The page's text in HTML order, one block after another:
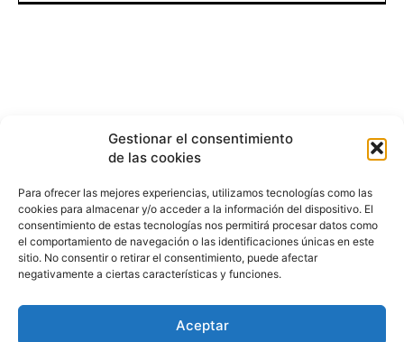
Gestionar el consentimiento
de las cookies
Para ofrecer las mejores experiencias, utilizamos tecnologías como las
cookies para almacenar y/o acceder a la información del dispositivo. El
consentimiento de estas tecnologías nos permitirá procesar datos como
el comportamiento de navegación o las identificaciones únicas en este
sitio. No consentir o retirar el consentimiento, puede afectar
negativamente a ciertas características y funciones.
Aceptar
HISTORIA PODCAST